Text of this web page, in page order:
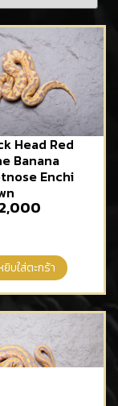
Head Red
Banana
Enchi
ยิบใส่ตะกร้า